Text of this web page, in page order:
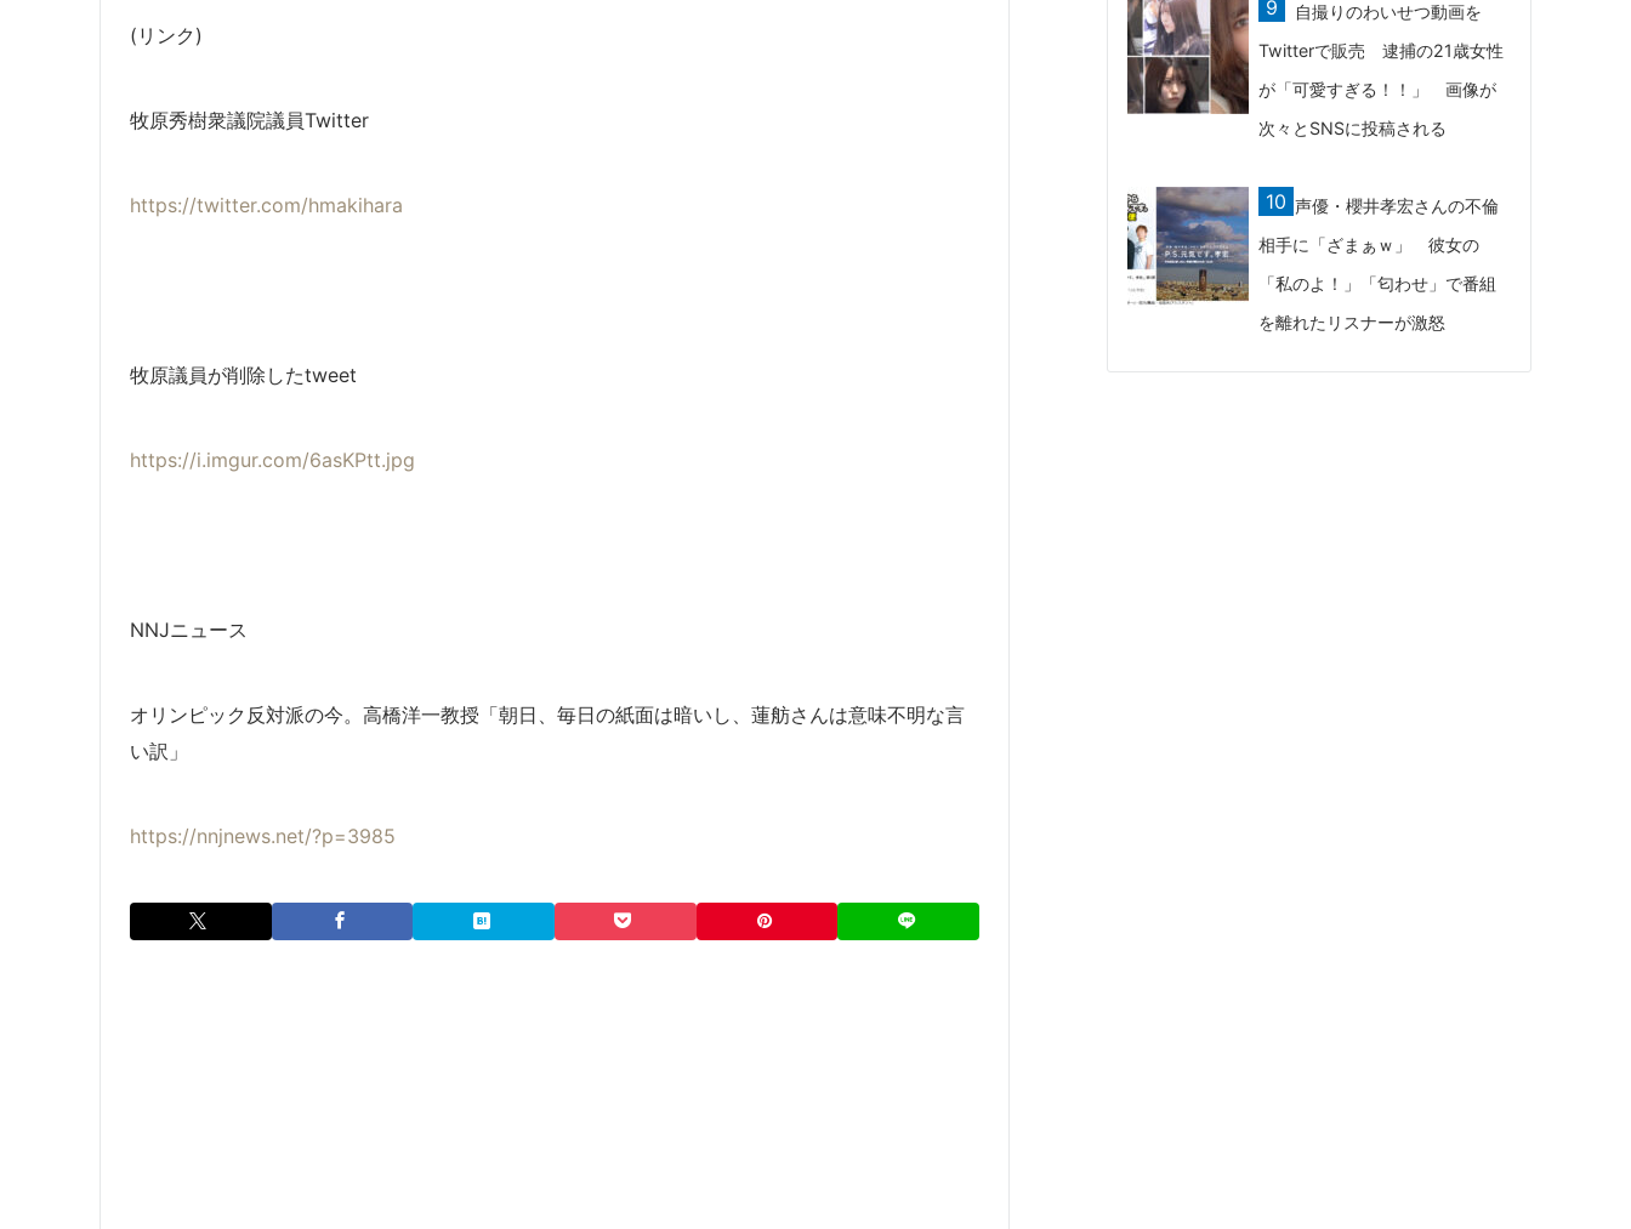
(リンク)
牧原秀樹衆議院議員Twitter
https://twitter.com/hmakihara
牧原議員が削除したtweet
https://i.imgur.com/6asKPtt.jpg
NNJニュース
オリンピック反対派の今。高橋洋一教授「朝日、毎日の紙面は暗いし、蓮舫さんは意味不明な言
い訳」
https://nnjnews.net/?p=3985
自撮りのわいせつ動画を
Twitterで販売 逮捕の21歳女性
が「可愛すぎる！！」 画像が
次々とSNSに投稿される
声優・櫻井孝宏さんの不倫
相手に「ざまぁｗ」 彼女の
「私のよ！」「匂わせ」で番組
を離れたリスナーが激怒